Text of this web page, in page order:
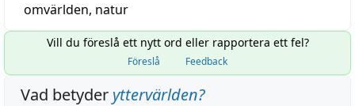
omvärlden, natur
Vill du föreslå ett nytt ord eller rapportera ett fel?
Föreslå Feedback
Vad betyder yttervärlden?